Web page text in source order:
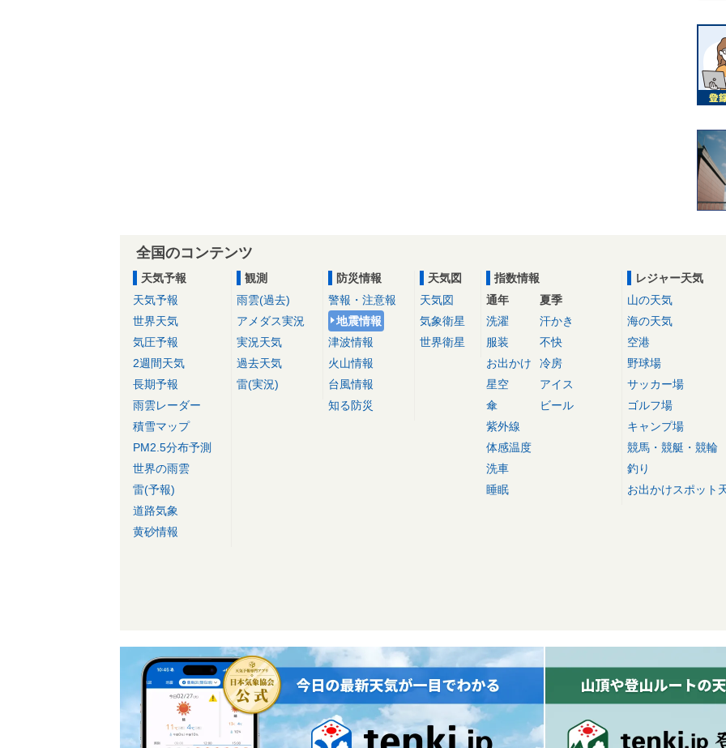
全国のコンテンツ
天気予報
天気予報
世界天気
気圧予報
2週間天気
長期予報
雨雲レーダー
積雪マップ
PM2.5分布予測
世界の雨雲
雷(予報)
道路気象
黄砂情報
観測
雨雲(過去)
アメダス実況
実況天気
過去天気
雷(実況)
防災情報
警報・注意報
地震情報
津波情報
火山情報
台風情報
知る防災
天気図
天気図
気象衛星
世界衛星
指数情報
通年
洗濯
服装
お出かけ
星空
傘
紫外線
体感温度
洗車
睡眠
夏季
汗かき
不快
冷房
アイス
ビール
レジャー天気
山の天気
海の天気
空港
野球場
サッカー場
ゴルフ場
キャンプ場
競馬・競艇・競輪
釣り
お出かけスポット